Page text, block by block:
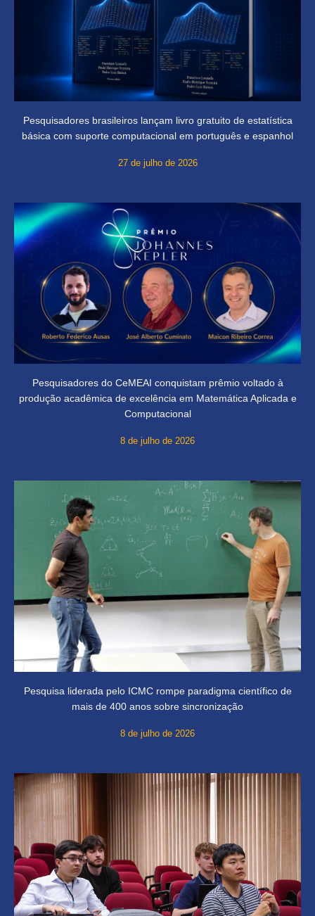
Pesquisadores brasileiros lançam livro gratuito de estatística
básica com suporte computacional em português e espanhol
27 de julho de 2026
Pesquisadores do CeMEAI conquistam prêmio voltado à
produção acadêmica de excelência em Matemática Aplicada e
Computacional
8 de julho de 2026
Pesquisa liderada pelo ICMC rompe paradigma científico de
mais de 400 anos sobre sincronização
8 de julho de 2026